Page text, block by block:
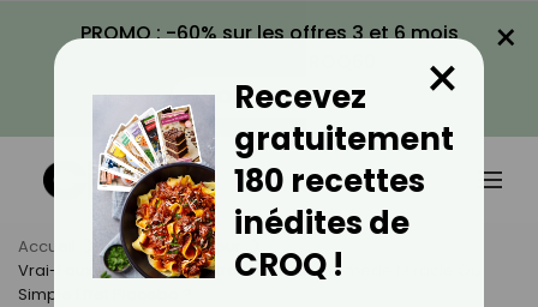
PROMO : -60% sur les offres 3 et 6 mois
VOIR LA PROMO
×
Accueil Actus
Minceur
Vrai-Faux Sur Le Jus De Citron Le Matin : Remède Miracle Ou
Simple Effet Placebo ?
Recevez
gratuitement
180 recettes
inédites de
CROQ !
×